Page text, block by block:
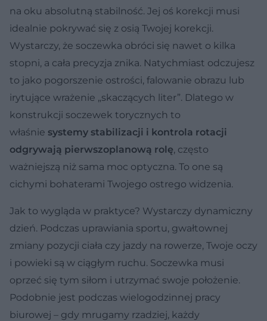
na oku absolutną stabilność. Jej oś korekcji musi
idealnie pokrywać się z osią Twojej korekcji.
Wystarczy, że soczewka obróci się nawet o kilka
stopni, a cała precyzja znika. Natychmiast odczujesz
to jako pogorszenie ostrości, falowanie obrazu lub
irytujące wrażenie „skaczących liter”. Dlatego w
konstrukcji soczewek torycznych to
właśnie systemy stabilizacji i kontrola rotacji
odgrywają pierwszoplanową rolę, często
ważniejszą niż sama moc optyczna. To one są
cichymi bohaterami Twojego ostrego widzenia.
Jak to wygląda w praktyce? Wystarczy dynamiczny
dzień. Podczas uprawiania sportu, gwałtownej
zmiany pozycji ciała czy jazdy na rowerze, Twoje oczy
i powieki są w ciągłym ruchu. Soczewka musi
oprzeć się tym siłom i utrzymać swoje położenie.
Podobnie jest podczas wielogodzinnej pracy
biurowej – gdy mrugamy rzadziej, każdy